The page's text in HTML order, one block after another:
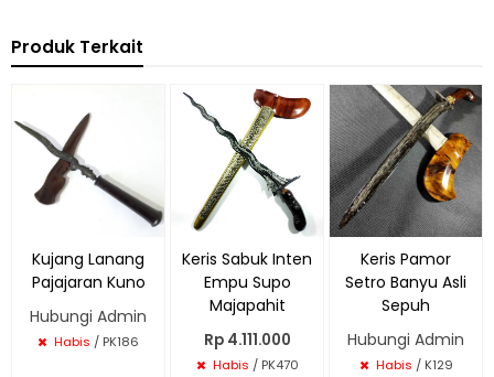
Produk Terkait
Kujang Lanang
Pajajaran Kuno
Hubungi Admin
Habis / PK186
Keris Sabuk Inten
Empu Supo
Majapahit
Rp 4.111.000
Habis / PK470
Keris Pamor
Setro Banyu Asli
Sepuh
Hubungi Admin
Habis / K129